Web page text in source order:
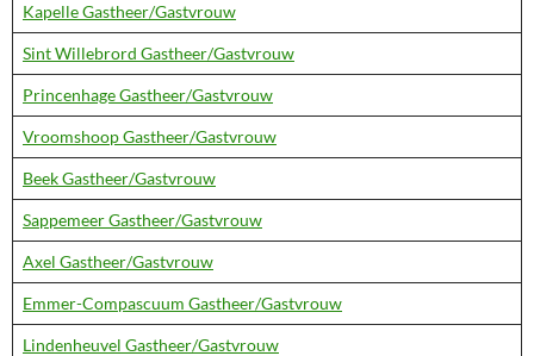
Kapelle Gastheer/Gastvrouw
Sint Willebrord Gastheer/Gastvrouw
Princenhage Gastheer/Gastvrouw
Vroomshoop Gastheer/Gastvrouw
Beek Gastheer/Gastvrouw
Sappemeer Gastheer/Gastvrouw
Axel Gastheer/Gastvrouw
Emmer-Compascuum Gastheer/Gastvrouw
Lindenheuvel Gastheer/Gastvrouw